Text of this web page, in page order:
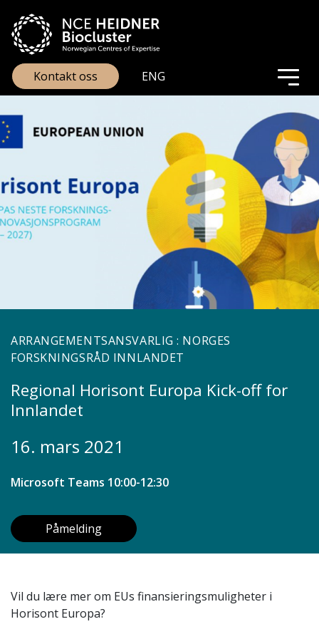
Kontakt oss ENG
ARRANGEMENTSANSVARLIG : NORGES
FORSKNINGSRÅD INNLANDET
Regional Horisont Europa Kick-off for
Innlandet
16. mars 2021
Microsoft Teams 10:00-12:30
Påmelding
Vil du lære mer om EUs finansieringsmuligheter i
Horisont Europa?